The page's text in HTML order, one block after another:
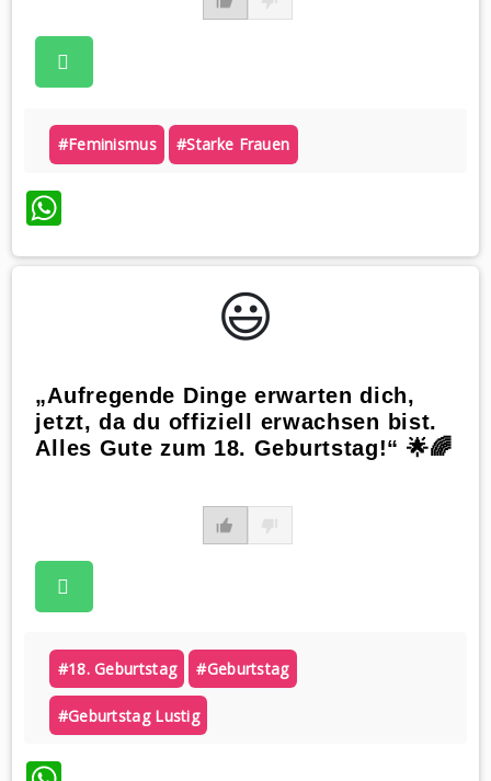
#feminismus #starke Frauen
WhatsApp
😃️
„Aufregende Dinge erwarten dich,
jetzt, da du offiziell erwachsen bist.
Alles Gute zum 18. Geburtstag!“ 🌟🌈
#18. Geburtstag #geburtstag
#geburtstag Lustig